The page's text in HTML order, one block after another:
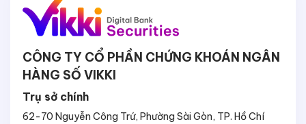
CÔNG TY CỔ PHẦN CHỨNG KHOÁN NGÂN
HÀNG SỐ VIKKI
Trụ sở chính
62-70 Nguyễn Công Trứ, Phường Sài Gòn, TP. Hồ Chí